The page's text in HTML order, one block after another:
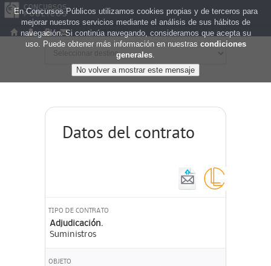
Datos del contrato
TIPO DE CONTRATO
Adjudicación.
Suministros
OBJETO
En Concursos Públicos utilizamos cookies propias y de terceros para
mejorar nuestros servicios mediante el análisis de sus hábitos de
navegación. Si continúa navegando, consideramos que acepta su
uso. Puede obtener más información en nuestras condiciones
generales.